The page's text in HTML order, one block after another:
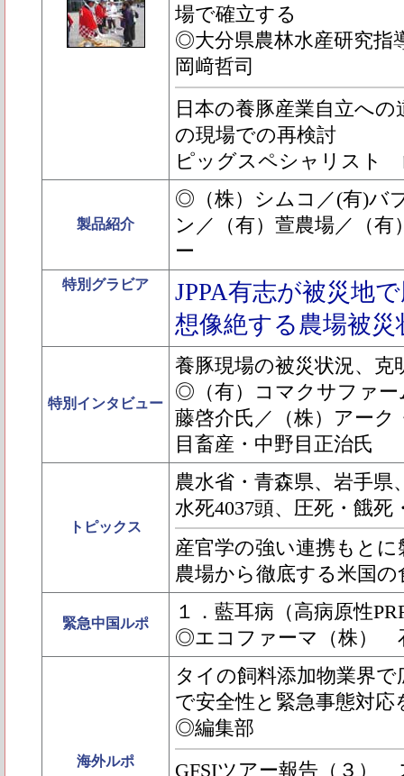
場で確立する
◎大分県農林水産研究
岡﨑哲司
日本の養豚産業自立へ
の現場での再検討
ピッグスペシャリスト
製品紹介
◎（株）シムコ／(有)バ
ン／（有）萱農場／（
ー
特別グラビア
JPPA有志が被災地
想像絶する農場被
特別インタビュー
養豚現場の被災状況、克
◎（有）コマクサファ
藤啓介氏／（株）アーク
目畜産・中野目正治氏
トピックス
農水省・青森県、岩手県
水死4037頭、圧死・餓死
産官学の強い連携もとに
農場から徹底する米国の
緊急中国ルポ
１．藍耳病（高病原性
◎エコファーマ（株）
海外ルポ
タイの飼料添加物業界
で安全性と緊急事態対応
◎編集部
GFSIツアー報告（３）